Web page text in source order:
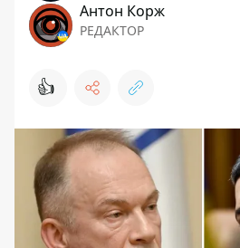
Антон Корж
РЕДАКТОР
👍